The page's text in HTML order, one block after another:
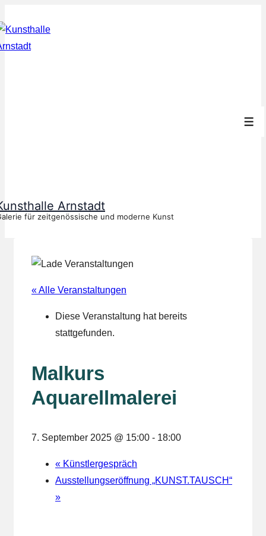
Zum
Inhalt
Arnstadt
für zeitgenössische und moderne Kunst
« Alle Veranstaltungen
Diese Veranstaltung hat bereits
stattgefunden.
Malkurs
Aquarellmalerei
7. September 2025 @ 15:00 - 18:00
« Künstlergespräch
Ausstellungseröffnung „KUNST.TAUSCH“
»